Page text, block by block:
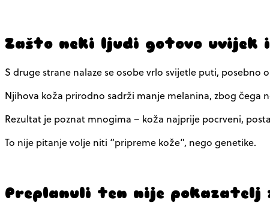
Zašto neki ljudi gotovo uvijek
S druge strane nalaze se osobe vrlo svijetle puti,
Njihova koža prirodno sadrži manje melanina, zbog čega
Rezultat je poznat mnogima – koža najprije pocrveni,
To nije pitanje volje niti “pripreme kože”, nego genetike.
Preplanuli ten nije pokazatelj